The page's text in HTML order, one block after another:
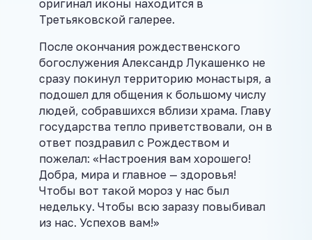
оригинал иконы находится в
Третьяковской галерее.
После окончания рождественского
богослужения Александр Лукашенко не
сразу покинул территорию монастыря, а
подошел для общения к большому числу
людей, собравшихся вблизи храма. Главу
государства тепло приветствовали, он в
ответ поздравил с Рождеством и
пожелал: «Настроения вам хорошего!
Добра, мира и главное — здоровья!
Чтобы вот такой мороз у нас был
недельку. Чтобы всю заразу повыбивал
из нас. Успехов вам!»